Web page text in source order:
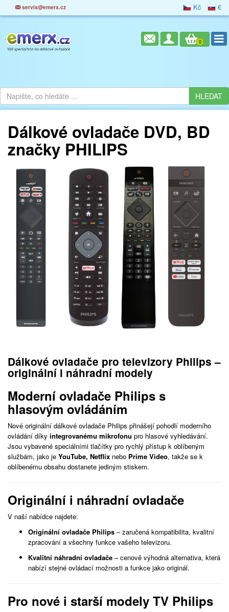
servis@emerx.cz Kč €
0
Dálkové ovladače DVD, BD
značky PHILIPS
Dálkové ovladače pro televizory Philips –
originální i náhradní modely
Moderní ovladače Philips s
hlasovým ovládáním
Nové originální dálkové ovladače Philips přinášejí pohodlí moderního
ovládání díky integrovanému mikrofonu pro hlasové vyhledávání.
Jsou vybavené speciálními tlačítky pro rychlý přístup k oblíbeným
službám, jako je YouTube, Netflix nebo Prime Video, takže se k
oblíbenému obsahu dostanete jediným stiskem.
Originální i náhradní ovladače
V naší nabídce najdete:
Originální ovladače Philips – zaručená kompatibilita, kvalitní
zpracování a všechny funkce vašeho televizoru.
Kvalitní náhradní ovladače – cenově výhodná alternativa, která
nabízí stejné ovládací možnosti a funkce jako originál.
Pro nové i starší modely TV Philips